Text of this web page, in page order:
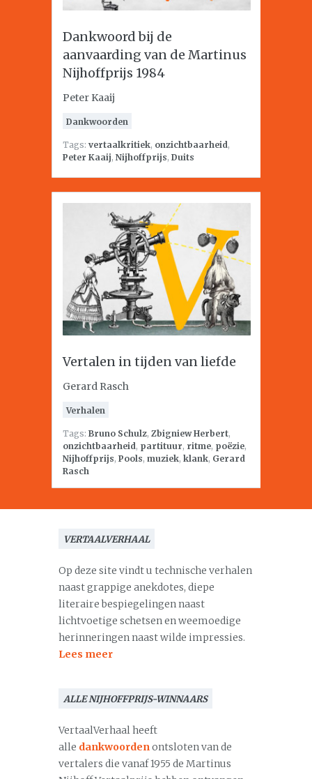
Dankwoord bij de
aanvaarding van de Martinus
Nijhoffprijs 1984
Peter Kaaij
Dankwoorden
Tags: vertaalkritiek, onzichtbaarheid,
Peter Kaaij, Nijhoffprijs, Duits
Vertalen in tijden van liefde
Gerard Rasch
Verhalen
Tags: Bruno Schulz, Zbigniew Herbert,
onzichtbaarheid, partituur, ritme, poëzie,
Nijhoffprijs, Pools, muziek, klank, Gerard
Rasch
VERTAALVERHAAL
Op deze site vindt u technische verhalen
naast grappige anekdotes, diepe
literaire bespiegelingen naast
lichtvoetige schetsen en weemoedige
herinneringen naast wilde impressies.
Lees meer
ALLE NIJHOFFPRIJS-WINNAARS
VertaalVerhaal heeft
alle dankwoordenontsloten van de
vertalers die vanaf 1955 de Martinus